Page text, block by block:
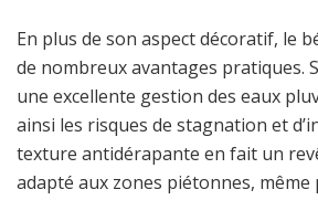
En plus de son aspect décoratif, le
de nombreux avantages pratiques.
une excellente gestion des eaux
ainsi les risques de stagnation et
texture antidérapante en fait un
adapté aux zones piétonnes, même